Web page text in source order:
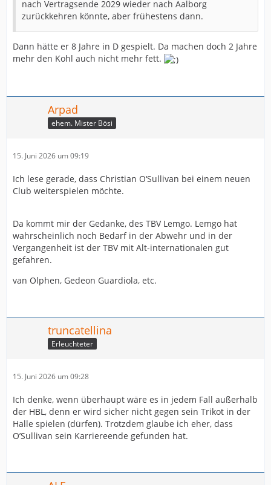
nach Vertragsende 2029 wieder nach Aalborg
zurückkehren könnte, aber frühestens dann.
Dann hätte er 8 Jahre in D gespielt. Da machen doch 2 Jahre
mehr den Kohl auch nicht mehr fett.
Arpad
ehem. Mister Bösi
15. Juni 2026 um 09:19
Ich lese gerade, dass Christian O‘Sullivan bei einem neuen
Club weiterspielen möchte.
Da kommt mir der Gedanke, des TBV Lemgo. Lemgo hat
wahrscheinlich noch Bedarf in der Abwehr und in der
Vergangenheit ist der TBV mit Alt-internationalen gut
gefahren.
van Olphen, Gedeon Guardiola, etc.
truncatellina
Erleuchteter
15. Juni 2026 um 09:28
Ich denke, wenn überhaupt wäre es in jedem Fall außerhalb
der HBL, denn er wird sicher nicht gegen sein Trikot in der
Halle spielen (dürfen). Trotzdem glaube ich eher, dass
O’Sullivan sein Karriereende gefunden hat.